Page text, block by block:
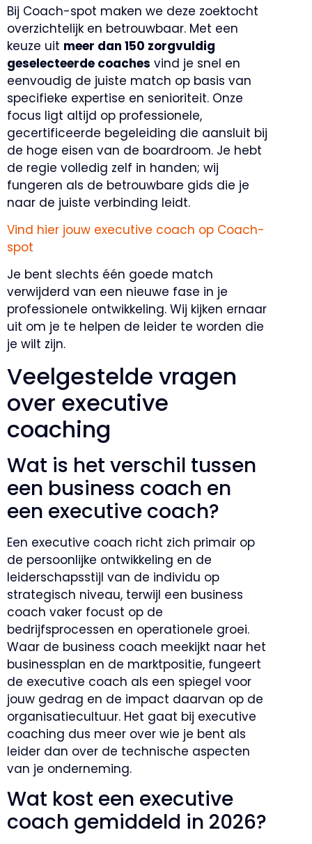
Bij Coach-spot maken we deze zoektocht
overzichtelijk en betrouwbaar. Met een
keuze uit meer dan 150 zorgvuldig
geselecteerde coaches vind je snel en
eenvoudig de juiste match op basis van
specifieke expertise en senioriteit. Onze
focus ligt altijd op professionele,
gecertificeerde begeleiding die aansluit bij
de hoge eisen van de boardroom. Je hebt
de regie volledig zelf in handen; wij
fungeren als de betrouwbare gids die je
naar de juiste verbinding leidt.
Vind hier jouw executive coach op Coach-
spot
Je bent slechts één goede match
verwijderd van een nieuwe fase in je
professionele ontwikkeling. Wij kijken ernaar
uit om je te helpen de leider te worden die
je wilt zijn.
Veelgestelde vragen
over executive
coaching
Wat is het verschil tussen
een business coach en
een executive coach?
Een executive coach richt zich primair op
de persoonlijke ontwikkeling en de
leiderschapsstijl van de individu op
strategisch niveau, terwijl een business
coach vaker focust op de
bedrijfsprocessen en operationele groei.
Waar de business coach meekijkt naar het
businessplan en de marktpositie, fungeert
de executive coach als een spiegel voor
jouw gedrag en de impact daarvan op de
organisatiecultuur. Het gaat bij executive
coaching dus meer over wie je bent als
leider dan over de technische aspecten
van je onderneming.
Wat kost een executive
coach gemiddeld in 2026?